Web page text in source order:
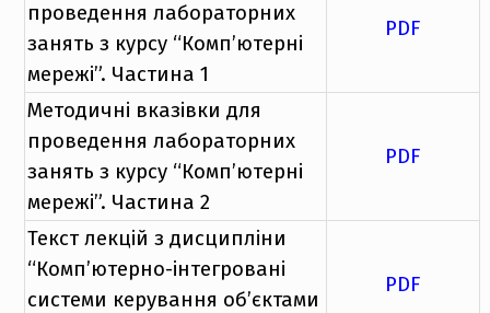
проведення лабораторних
занять з курсу “Комп’ютерні
мережі”. Частина 1
PDF
Методичні вказівки для
проведення лабораторних
занять з курсу “Комп’ютерні
мережі”. Частина 2
PDF
Текст лекцій з дисципліни
“Комп’ютерно-інтегровані
системи керування об’єктами
PDF